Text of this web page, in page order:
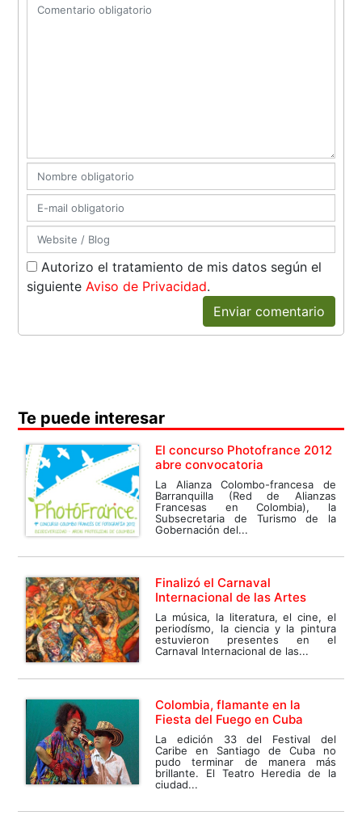
Autorizo el tratamiento de mis datos según el
siguiente Aviso de Privacidad.
Enviar comentario
Te puede interesar
El concurso Photofrance 2012
abre convocatoria
La Alianza Colombo-francesa de
Barranquilla (Red de Alianzas
Francesas en Colombia), la
Subsecretaria de Turismo de la
Gobernación del...
Finalizó el Carnaval
Internacional de las Artes
La música, la literatura, el cine, el
periodísmo, la ciencia y la pintura
estuvieron presentes en el
Carnaval Internacional de las...
Colombia, flamante en la
Fiesta del Fuego en Cuba
La edición 33 del Festival del
Caribe en Santiago de Cuba no
pudo terminar de manera más
brillante. El Teatro Heredia de la
ciudad...